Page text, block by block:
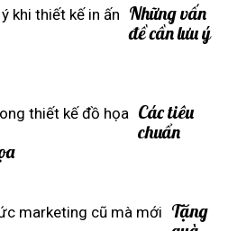
Những vấn
đề cần lưu ý
Các tiêu
chuẩn
Tặng